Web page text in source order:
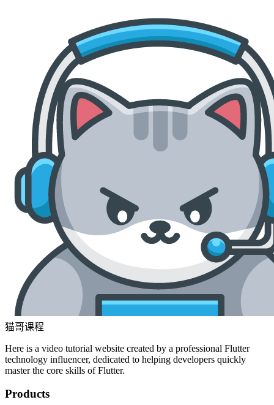
猫哥课程
Here is a video tutorial website created by a professional Flutter
technology influencer, dedicated to helping developers quickly
master the core skills of Flutter.
Products